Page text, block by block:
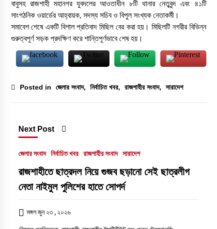
বরেন্দ্র প্রেস ক্লাব সভাপতিকে ছুরিকাঘাতে হত্যাচেষ্টা:
আসামী সুরুজ আলী কারাগারে
২৭ জুলাই, ২০২৬, ৩:১৫ অপরাহ্ন
প্রধানমন্ত্রীর কাছে নিরাপত্তা চাওয়ার পরদিনই
২০ জুলাই, ২০২৬, ১:১৫ অপরাহ্ন
হবে’- পিআইবির মহাপরিচালক
১৭ জুলাই, ২০২৬, ৪:৩৩ অপরাহ্ন
বাবুসহ রাজশাহী মহানগর যুবদলের আওতাধীন ৮টি থানার নেতৃবৃন্দ এবং ৪১টি
সাংগঠনিক ওয়ার্ডের আহ্বায়ক, সদস্য সচিব ও বিপুল সংখ্যক নেতাকর্মী।
​সমাবেশ শেষে একটি বিশাল প্রতিবাদ মিছিল বের করা হয়। মিছিলটি নগরীর বিভিন্ন
গুরুত্বপূর্ণ সড়ক প্রদক্ষিণ করে শান্তিপূর্ণভাবে শেষ হয়।
Posted in জেলার সংবাদ, নির্বাচিত খবর, রাজশাহীর সংবাদ, সারাদেশ
Next Post
জেলার সংবাদ নির্বাচিত খবর রাজশাহীর সংবাদ সারাদেশ
রাজশাহীতে ছাত্রদল নিয়ে গুজব ছড়ানো সেই ছাত্রলীগ
নেতা নাইমুল পুলিশের হাতে সোপর্দ
মঙ্গল জুন ২৩ , ২০২৬